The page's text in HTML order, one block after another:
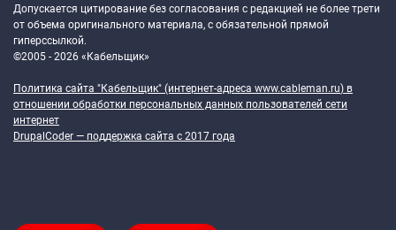
Допускается цитирование без согласования с редакцией не более трети
от объема оригинального материала, с обязательной прямой
гиперссылкой.
©2005 - 2026 «Кабельщик»
Политика сайта "Кабельщик" (интернет-адреса www.cableman.ru) в
отношении обработки персональных данных пользователей сети
интернет
DrupalCoder — поддержка сайта c 2017 года